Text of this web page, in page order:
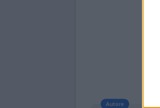
Autore